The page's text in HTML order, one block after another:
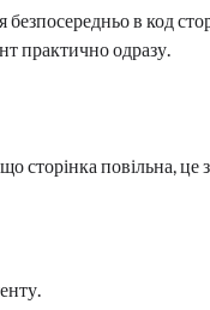
в код
практично одразу.
повільна, це